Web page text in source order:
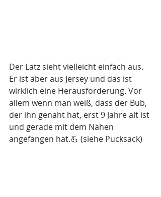
Der Latz sieht vielleicht einfach aus.
Er ist aber aus Jersey und das ist
wirklich eine Herausforderung. Vor
allem wenn man weiß, dass der Bub,
der ihn genäht hat, erst 9 Jahre alt ist
und gerade mit dem Nähen
angefangen hat.💪 (siehe Pucksack)